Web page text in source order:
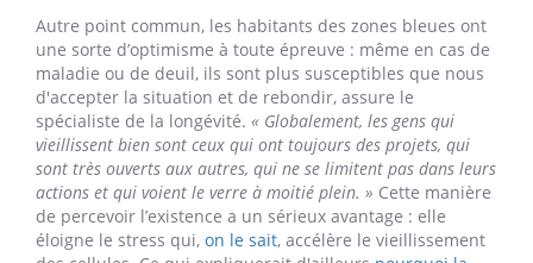
forme est avant tout une question de mental, d’état
d’esprit, de « philosophie de vie ».« Les doyens des zones
bleues vivent encore en société, avec les autres, ils sont
toujours actifs quel que soit leur âge. Et parce qu’ils
continuent à travailler, ils sont reconnus dans la société pour
leur valeur en tant qu’individu, et se sentent valorisés en
retour. Ce n’est pas comparable avec nos cultures
occidentales, où les retraités sont mis en retrait de la société,
comme s’ils n’avaient plus de valeur. »Ceux qui, au
contraire, persistent dans une vie active (travail,
bénévolat, bridge, danse...) ont d’ailleurs le chic de vieillir